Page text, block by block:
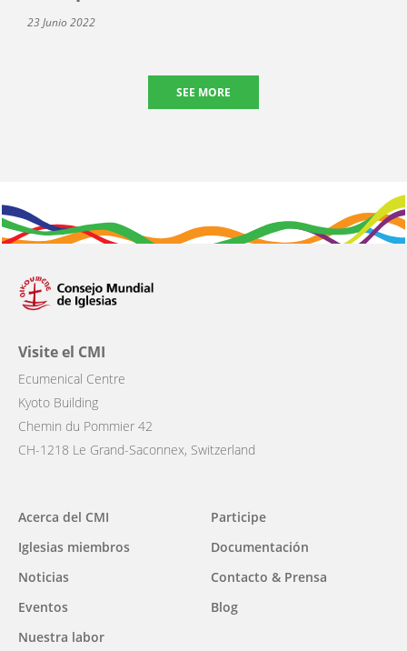
23 Junio 2022
SEE MORE
Visite el CMI
Ecumenical Centre
Kyoto Building
Chemin du Pommier 42
CH-1218 Le Grand-Saconnex, Switzerland
Main
navigation
Acerca del CMI
Iglesias miembros
Noticias
Eventos
Nuestra labor
Participe
Documentación
Contacto & Prensa
Blog